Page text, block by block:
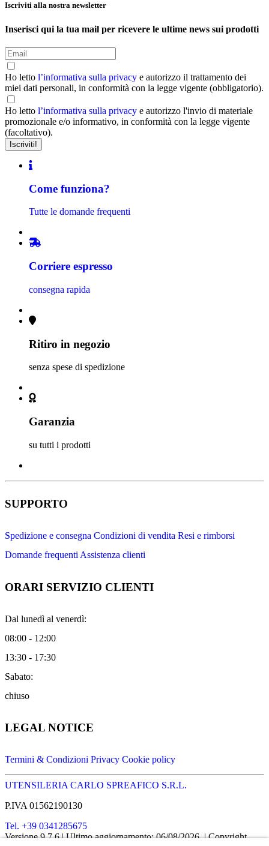
Iscriviti alla nostra newsletter
Inserisci qui la tua mail per ricevere le ultime news sui prodotti
Ho letto l’informativa sulla privacy e autorizzo il trattamento dei
miei dati personali, in conformità con la legge vigente (obbligatorio).
Ho letto l’informativa sulla privacy e autorizzo l'invio di materiale
promozionale e/o informativo, in conformità con la legge vigente
(facoltativo).
Come funziona?
Tutte le domande frequenti
Corriere espresso
consegna rapida
Ritiro in negozio
senza spese di spedizione
Garanzia
su tutti i prodotti
SUPPORTO
Spedizione e consegna Condizioni di vendita Resi e rimborsi
Domande frequenti Assistenza clienti
ORARI SERVIZIO CLIENTI
Dal lunedì al venerdì:
08:00 - 12:00
13:30 - 17:30
Sabato:
chiuso
LEGAL NOTICE
Termini & Condizioni Privacy Cookie policy
UTENSILERIA CARLO SPREAFICO S.R.L.
P.IVA 01562190130
Tel. +39 0341285675
Versione 9.7.6 | Ultimo aggiornamento: 06/08/2026 | Copyright